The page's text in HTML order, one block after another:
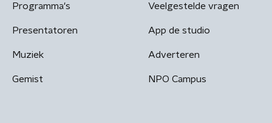
Programma's
Presentatoren
Muziek
Gemist
Veelgestelde vragen
App de studio
Adverteren
NPO Campus